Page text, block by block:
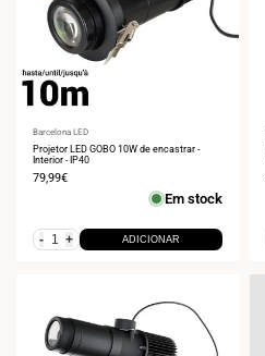
Fornecedor:
Barcelona LED
Projetor LED GOBO 10W de encastrar -
Interior - IP40
Preço
79,99€
Em stock
- + ADICIONAR